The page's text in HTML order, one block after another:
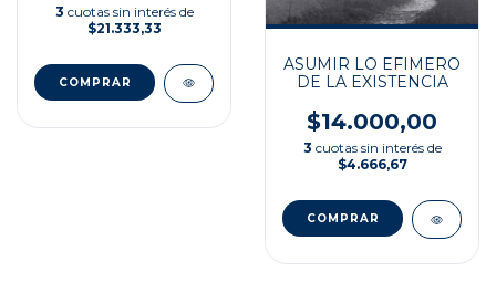
3 cuotas sin interés de
$21.333,33
ASUMIR LO EFIMERO
DE LA EXISTENCIA
$14.000,00
3 cuotas sin interés de
$4.666,67